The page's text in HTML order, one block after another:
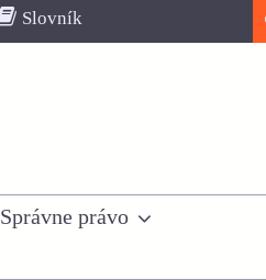
Slovník
Správne právo